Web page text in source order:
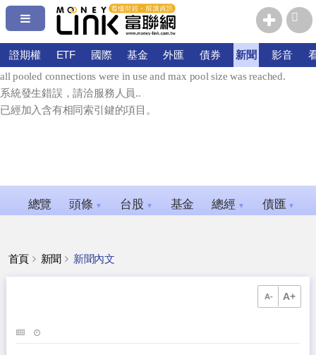
系統發生錯誤，請洽服務人員.
error connecting: Timeout expired. The timeout period elapsed prior to
obtaining a connection from the pool. This may have occurred because
all pooled connections were in use and max pool size was reached.
系統發生錯誤，請洽服務人員..
已經加入含有相同索引鍵的項目。
證期權 ETF 國際 基金 外匯 債券 新聞 影音
總覽 頭條 ▼ 台股 ▼ 基金 總經 ▼ 債匯 ▼
首頁 新聞 新聞內文
A- A+